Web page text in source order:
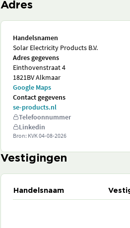
Adres
Handelsnamen
Solar Electricity Products B.V.
Adres gegevens
Einthovenstraat 4
1821BV Alkmaar
Google Maps
Contact gegevens
se-products.nl
Telefoonnummer
Linkedin
Bron: KVK04-08-2026
Vestigingen
Handelsnaam